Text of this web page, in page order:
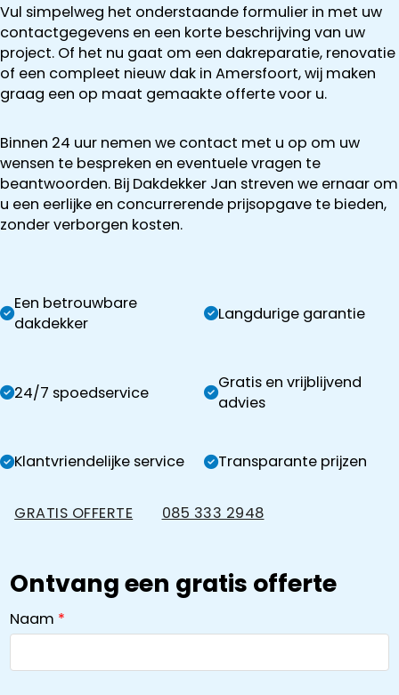
Vul simpelweg het onderstaande formulier in met uw
contactgegevens en een korte beschrijving van uw
project. Of het nu gaat om een dakreparatie, renovatie
of een compleet nieuw dak in Amersfoort, wij maken
graag een op maat gemaakte offerte voor u.
Binnen 24 uur nemen we contact met u op om uw
wensen te bespreken en eventuele vragen te
beantwoorden. Bij Dakdekker Jan streven we ernaar om
u een eerlijke en concurrerende prijsopgave te bieden,
zonder verborgen kosten.
Een betrouwbare
dakdekker
Langdurige garantie
24/7 spoedservice
Gratis en vrijblijvend
advies
Klantvriendelijke service Transparante prijzen
GRATIS OFFERTE 085 333 2948
Ontvang een gratis offerte
Naam